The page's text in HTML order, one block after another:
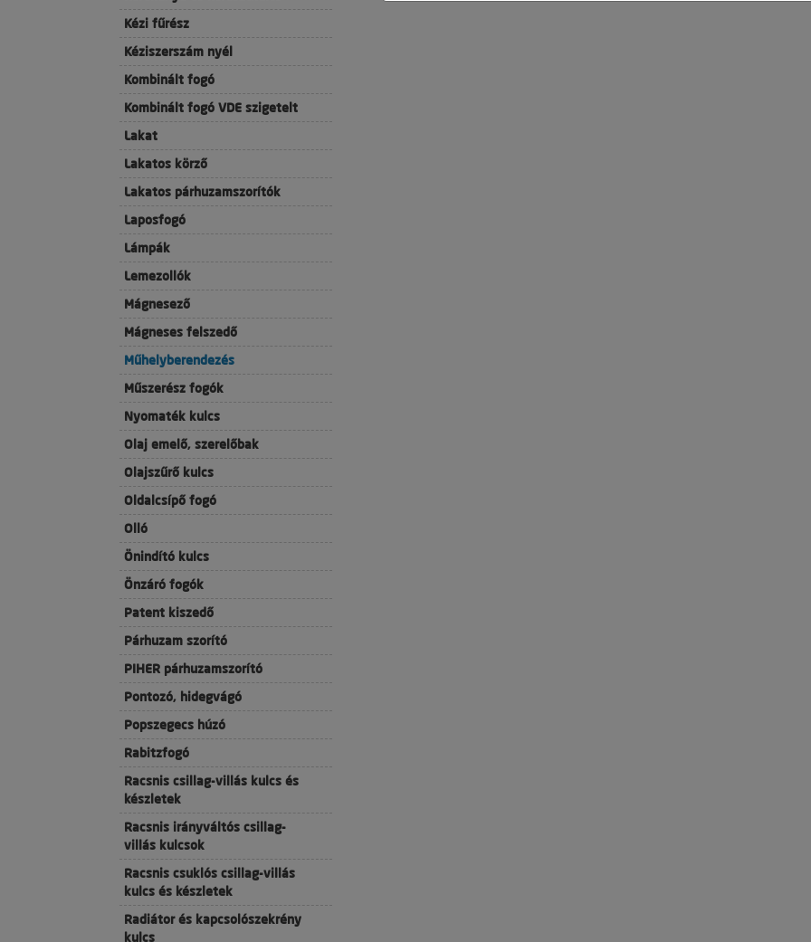
Kézi fűrész
Kéziszerszám nyél
Kombinált fogó
Kombinált fogó VDE szigetelt
Lakat
Lakatos körző
Lakatos párhuzamszorítók
Laposfogó
Lámpák
Lemezollók
Mágnesező
Mágneses felszedő
Műhelyberendezés
Műszerész fogók
Nyomaték kulcs
Olaj emelő, szerelőbak
Olajszűrő kulcs
Oldalcsípő fogó
Olló
Önindító kulcs
Önzáró fogók
Patent kiszedő
Párhuzam szorító
PIHER párhuzamszorító
Pontozó, hidegvágó
Popszegecs húzó
Rabitzfogó
Racsnis csillag-villás kulcs és
készletek
Racsnis irányváltós csillag-
villás kulcsok
Racsnis csuklós csillag-villás
kulcs és készletek
Radiátor és kapcsolószekrény
kulcs